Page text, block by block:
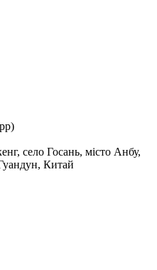
село Госань, місто Анбу,
Китай